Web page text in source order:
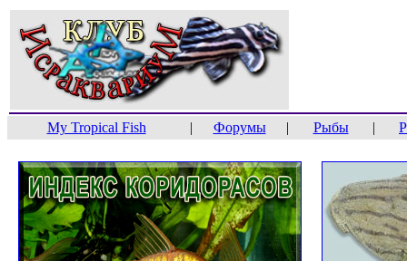
My Tropical Fish | Форумы | Рыбы |